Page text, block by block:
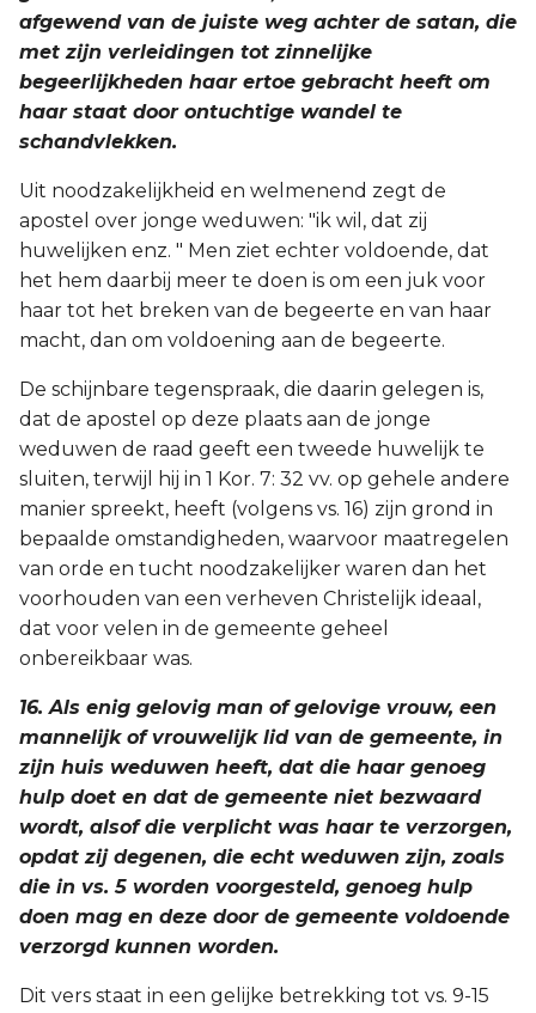
afgewend van de juiste weg achter de satan, die
met zijn verleidingen tot zinnelijke
begeerlijkheden haar ertoe gebracht heeft om
haar staat door ontuchtige wandel te
schandvlekken.
Uit noodzakelijkheid en welmenend zegt de
apostel over jonge weduwen: "ik wil, dat zij
huwelijken enz. " Men ziet echter voldoende, dat
het hem daarbij meer te doen is om een juk voor
haar tot het breken van de begeerte en van haar
macht, dan om voldoening aan de begeerte.
De schijnbare tegenspraak, die daarin gelegen is,
dat de apostel op deze plaats aan de jonge
weduwen de raad geeft een tweede huwelijk te
sluiten, terwijl hij in 1 Kor. 7: 32 vv. op gehele andere
manier spreekt, heeft (volgens vs. 16) zijn grond in
bepaalde omstandigheden, waarvoor maatregelen
van orde en tucht noodzakelijker waren dan het
voorhouden van een verheven Christelijk ideaal,
dat voor velen in de gemeente geheel
onbereikbaar was.
16. Als enig gelovig man of gelovige vrouw, een
mannelijk of vrouwelijk lid van de gemeente, in
zijn huis weduwen heeft, dat die haar genoeg
hulp doet en dat de gemeente niet bezwaard
wordt, alsof die verplicht was haar te verzorgen,
opdat zij degenen, die echt weduwen zijn, zoals
die in vs. 5 worden voorgesteld, genoeg hulp
doen mag en deze door de gemeente voldoende
verzorgd kunnen worden.
Dit vers staat in een gelijke betrekking tot vs. 9-15